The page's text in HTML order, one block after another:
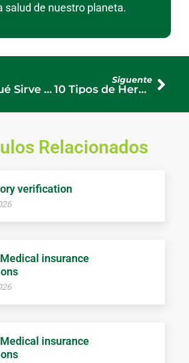
salud de nuestro planeta.
¿Para qué Sirve el Abono? El Secreto para Cultivos Más Sanos y Productivos
Siguente
10 Tipos de Herbicidas y Cómo Elegir el Mejor para tu Cultivo
Relacionados
verification
insurance
insurance